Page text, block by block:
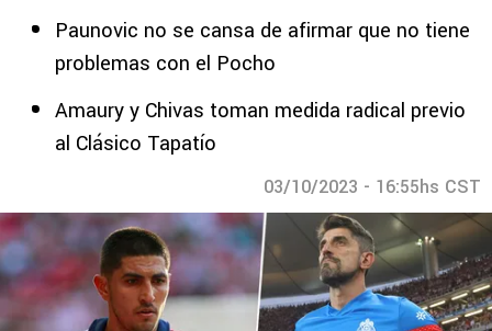
Paunovic no se cansa de afirmar que no tiene
problemas con el Pocho
Amaury y Chivas toman medida radical previo
al Clásico Tapatío
03/10/2023 - 16:55hs CST